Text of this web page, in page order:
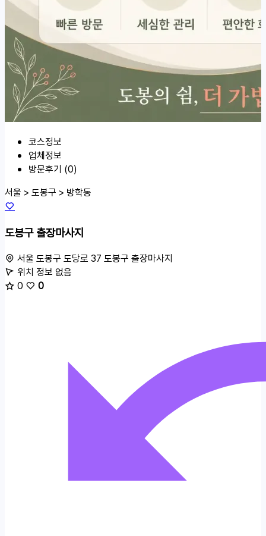
코스정보
업체정보
방문후기 (0)
서울 > 도봉구 > 방학동
도봉구 출장마사지
서울 도봉구 도당로 37 도봉구 출장마사지
위치 정보 없음
0
0